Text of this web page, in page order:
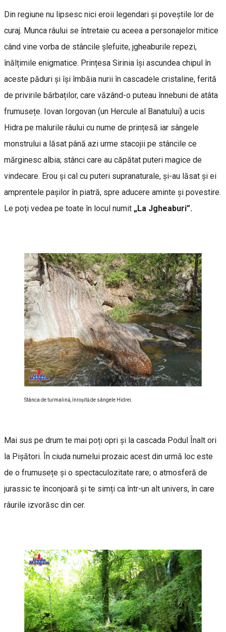
Din regiune nu lipsesc nici eroii legendari și poveștile lor de
curaj. Munca râului se întretaie cu aceea a personajelor mitice
când vine vorba de stâncile șlefuite, jgheaburile repezi,
înălțimile enigmatice. Prințesa Sirinia își ascundea chipul în
aceste păduri și își îmbăia nurii în cascadele cristaline, ferită
de privirile bărbaților, care văzând-o puteau înnebuni de atâta
frumusețe. Iovan Iorgovan (un Hercule al Banatului) a ucis
Hidra pe malurile râului cu nume de prințesă iar sângele
monstrului a lăsat până azi urme stacojii pe stâncile ce
mărginesc albia; stânci care au căpătat puteri magice de
vindecare. Erou și cal cu puteri supranaturale, și-au lăsat și ei
amprentele pașilor în piatră, spre aducere aminte și povestire.
Le poţi vedea pe toate în locul numit „La Jgheaburi”.
Stânca de turmalină, înroşită de sângele Hidrei.
Mai sus pe drum te mai poți opri și la cascada Podul Înalt ori
la Pișători. În ciuda numelui prozaic acest din urmă loc este
de o frumusețe și o spectaculozitate rare; o atmosferă de
jurassic te înconjoară și te simți ca într-un alt univers, în care
râurile izvorăsc din cer.